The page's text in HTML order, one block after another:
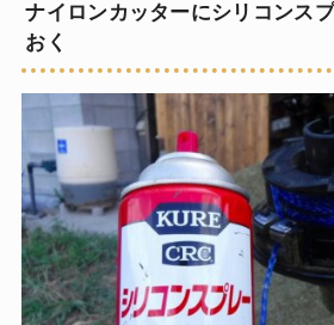
ナイロンカッターにシリコンス
おく